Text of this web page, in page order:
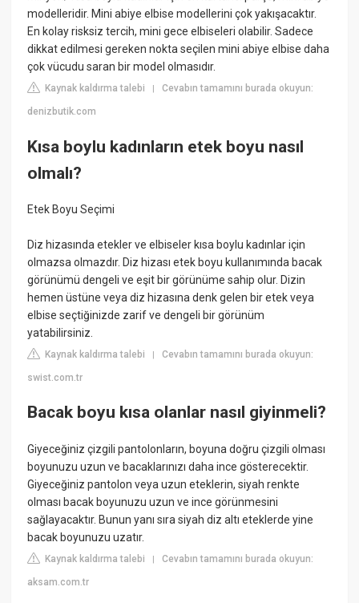
modelleridir. Mini abiye elbise modellerini çok yakışacaktır.
En kolay risksiz tercih, mini gece elbiseleri olabilir. Sadece
dikkat edilmesi gereken nokta seçilen mini abiye elbise daha
çok vücudu saran bir model olmasıdır.
Kaynak kaldırma talebi |Cevabın tamamını burada okuyun:
denizbutik.com
Kısa boylu kadınların etek boyu nasıl
olmalı?
Etek Boyu Seçimi
Diz hizasında etekler ve elbiseler kısa boylu kadınlar için
olmazsa olmazdır. Diz hizası etek boyu kullanımında bacak
görünümü dengeli ve eşit bir görünüme sahip olur. Dizin
hemen üstüne veya diz hizasına denk gelen bir etek veya
elbise seçtiğinizde zarif ve dengeli bir görünüm
yatabilirsiniz.
Kaynak kaldırma talebi |Cevabın tamamını burada okuyun:
swist.com.tr
Bacak boyu kısa olanlar nasıl giyinmeli?
Giyeceğiniz çizgili pantolonların, boyuna doğru çizgili olması
boyunuzu uzun ve bacaklarınızı daha ince gösterecektir.
Giyeceğiniz pantolon veya uzun eteklerin, siyah renkte
olması bacak boyunuzu uzun ve ince görünmesini
sağlayacaktır. Bunun yanı sıra siyah diz altı eteklerde yine
bacak boyunuzu uzatır.
Kaynak kaldırma talebi |Cevabın tamamını burada okuyun:
aksam.com.tr